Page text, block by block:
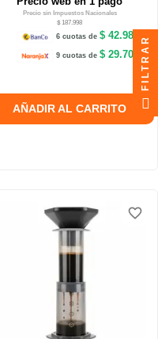
Precio sin Impuestos Nacionales
$ 187.998
6 cuotas de$ 42.986
9 cuotas de$ 29.700
AÑADIR AL CARRITO
favorite_border
favorite_border
FILTRAR